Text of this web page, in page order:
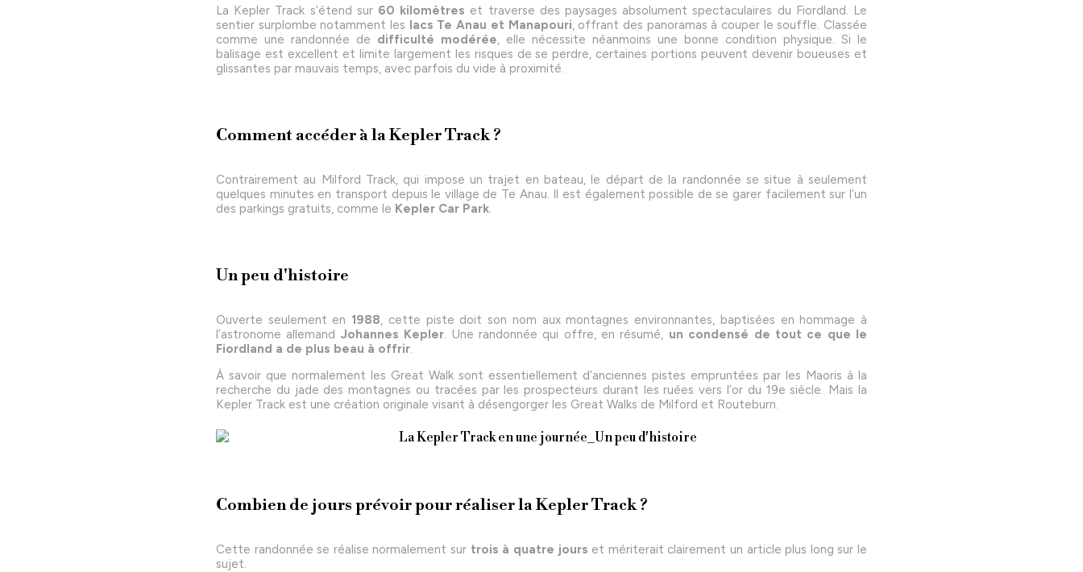
La Kepler Track s’étend sur 60 kilomètres et traverse des paysages absolument spectaculaires du Fiordland. Le
sentier surplombe notamment les
lacs Te Anau et Manapouri, offrant des panoramas à couper le souffle. Classée
comme une randonnée de difficulté modérée, elle nécessite néanmoins une bonne condition physique. Si le
balisage est excellent et limite largement les risques de se perdre, certaines portions peuvent devenir boueuses et
glissantes par mauvais temps, avec parfois du vide à proximité.
Comment accéder à la Kepler Track ?
Contrairement au Milford Track, qui impose un trajet en bateau, le départ de la randonnée se situe à seulement
quelques minutes en transport depuis le village de Te Anau. Il est également possible de se garer facilement sur l’un
des parkings gratuits, comme le Kepler Car Park.
Un peu d'histoire
Ouverte seulement en 1988, cette piste doit son nom aux montagnes environnantes, baptisées en hommage à
l’astronome allemand Johannes Kepler. Une randonnée qui offre, en résumé, un condensé de tout ce que le
Fiordland a de plus beau à offrir.
À savoir que normalement les Great Walk sont essentiellement d’anciennes pistes empruntées par les Maoris à la
recherche du jade des montagnes ou tracées par les prospecteurs durant les ruées vers l’or du 19e siècle. Mais la
Kepler Track est une création originale visant à désengorger les Great Walks de Milford et Routeburn.
Combien de jours prévoir pour réaliser la Kepler Track ?
Cette randonnée se réalise normalement sur trois à quatre jours et mériterait clairement un article plus long sur le
sujet.